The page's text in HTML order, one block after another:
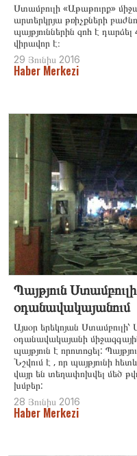
Ստամբուլի «Աթաթուրք»
արտերկրյա թռիչքների
պայթյուններին զոհ է
վիրավոր է։
29 Յունիս 2016
Haber Merkezi
Պայթյուն
օդանավակայանում
Այսօր երեկոյան
օդանավակայանի
պայթյուն է որոտոցել:
Նշվում է , որ պայթյունի
վայր են տեղափոխվել մեծ
խմբեր:
28 Յունիս 2016
Haber Merkezi